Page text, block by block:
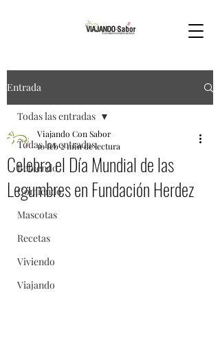
Entrada
Todas las entradas
Bebiendo
Comiendo
Mascotas
Recetas
Viviendo
Viajando
Todas las entradas
Celebra el Día Mundial de las
Legumbres en Fundación Herdez
Viajando Con Sabor
10 feb2 min de lectura